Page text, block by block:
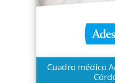
Cuadro médico